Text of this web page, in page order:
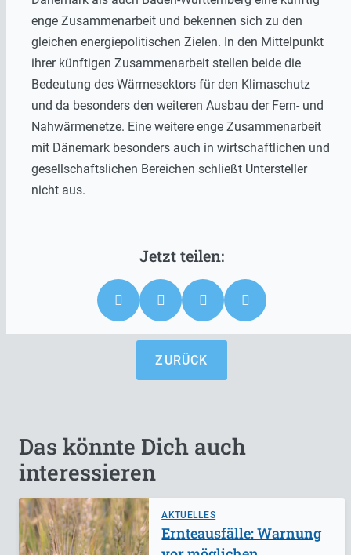
enge Zusammenarbeit und bekennen sich zu den
gleichen energiepolitischen Zielen. In den Mittelpunkt
ihrer künftigen Zusammenarbeit stellen beide die
Bedeutung des Wärmesektors für den Klimaschutz
und da besonders den weiteren Ausbau der Fern- und
Nahwärmenetze. Eine weitere enge Zusammenarbeit
mit Dänemark besonders auch in wirtschaftlichen und
gesellschaftslichen Bereichen schließt Untersteller
nicht aus.
ZURÜCK
Das könnte Dich auch
interessieren
AKTUELLES
Ernteausfälle: Warnung